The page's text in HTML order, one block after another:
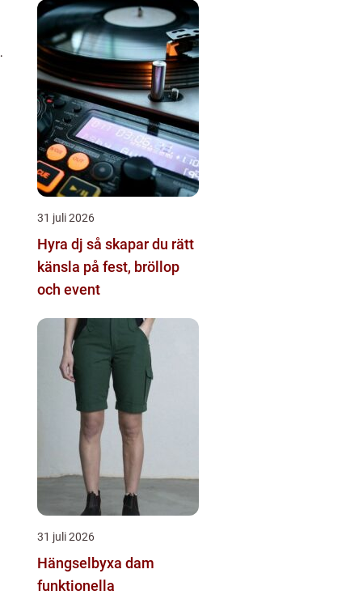
31 juli 2026
Hyra dj så skapar du rätt
känsla på fest, bröllop
och event
31 juli 2026
Hängselbyxa dam
funktionella